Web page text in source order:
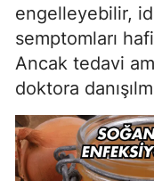
engelleyebilir,
semptomları
Ancak tedavi
doktora